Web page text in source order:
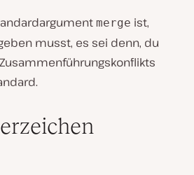
merge ist,
musst, es sei denn, du